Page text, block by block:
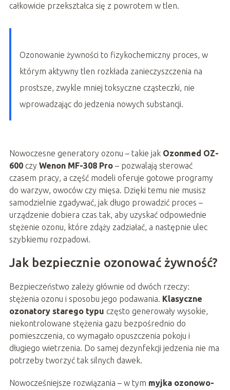
całkowicie przekształca się z powrotem w tlen.
Ozonowanie żywności to fizykochemiczny proces, w
którym aktywny tlen rozkłada zanieczyszczenia na
prostsze, zwykle mniej toksyczne cząsteczki, nie
wprowadzając do jedzenia nowych substancji.
Nowoczesne generatory ozonu – takie jak Ozonmed OZ-
600czy Wenon MF-308 Pro– pozwalają sterować
czasem pracy, a część modeli oferuje gotowe programy
do warzyw, owoców czy mięsa. Dzięki temu nie musisz
samodzielnie zgadywać, jak długo prowadzić proces –
urządzenie dobiera czas tak, aby uzyskać odpowiednie
stężenie ozonu, które zdąży zadziałać, a następnie ulec
szybkiemu rozpadowi.
Jak bezpiecznie ozonować żywność?
Bezpieczeństwo zależy głównie od dwóch rzeczy:
stężenia ozonu i sposobu jego podawania. Klasyczne
ozonatory starego typu często generowały wysokie,
niekontrolowane stężenia gazu bezpośrednio do
pomieszczenia, co wymagało opuszczenia pokoju i
długiego wietrzenia. Do samej dezynfekcji jedzenia nie ma
potrzeby tworzyć tak silnych dawek.
Nowocześniejsze rozwiązania – w tym myjka ozonowo-